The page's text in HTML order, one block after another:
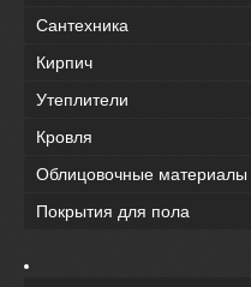
Сантехника
Кирпич
Утеплители
Кровля
Облицовочные материалы
Покрытия для пола